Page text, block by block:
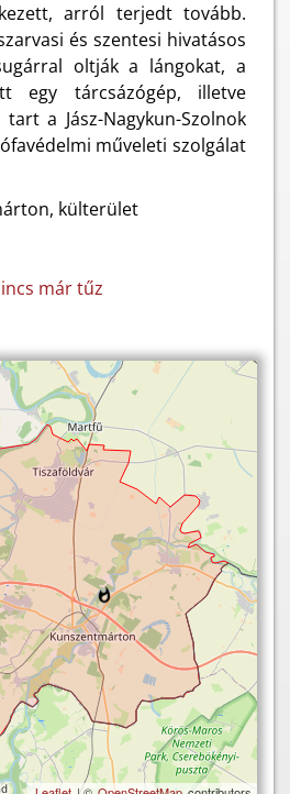
arról terjedt tovább.
és szentesi hivatásos
oltják a lángokat, a
egy tárcsázógép, illetve
a Jász-Nagykun-Szolnok
műveleti szolgálat
külterület
már tűz